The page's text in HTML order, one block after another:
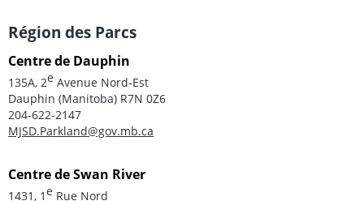
Région des Parcs
Centre de Dauphin
135A, 2e Avenue Nord-Est
Dauphin (Manitoba) R7N 0Z6
204-622-2147
MJSD.Parkland@gov.mb.ca
Centre de Swan River
1431, 1e Rue Nord